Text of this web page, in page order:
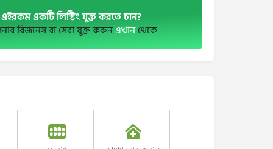
এইরকম একটি লিস্টিং যুক্ত করতে চান?
বিজনেস বা সেবা যুক্ত করুনএখানথেকে